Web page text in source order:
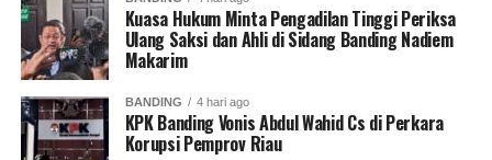
Muhammad Shiddiq
Senior Jurnalis Pantau Sidang By PT Kilas Pewarta Media
Kuasa Hukum Minta Pengadilan Tinggi Periksa
Ulang Saksi dan Ahli di Sidang Banding Nadiem
Makarim
BANDING 4 hari ago
KPK Banding Vonis Abdul Wahid Cs di Perkara
Korupsi Pemprov Riau